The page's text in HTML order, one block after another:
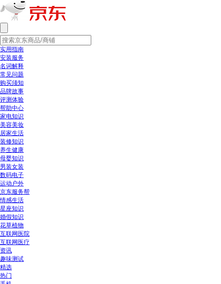
实用指南
安装服务
名词解释
常见问题
购买须知
品牌故事
评测体验
帮助中心
家电知识
美容美妆
居家生活
装修知识
养生健康
母婴知识
男装女装
数码电子
运动户外
京东服务帮
情感生活
星座知识
婚假知识
花草植物
互联网医院
互联网医疗
资讯
趣味测试
精选
热门